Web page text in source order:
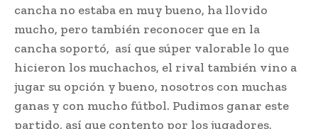
cancha no estaba en muy bueno, ha llovido
mucho, pero también reconocer que en la
cancha soportó, así que súper valorable lo que
hicieron los muchachos, el rival también vino a
jugar su opción y bueno, nosotros con muchas
ganas y con mucho fútbol. Pudimos ganar este
partido, así que contento por los jugadores,